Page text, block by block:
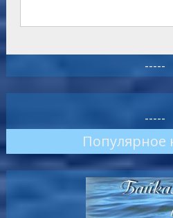
-----
-----
Популярное